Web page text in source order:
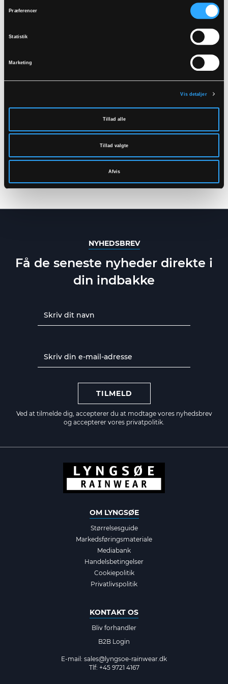
Præferencer
Statistik
Marketing
Vis detaljer
Tillad alle
Tillad valgte
Afvis
JAKKE OG BUKSER I
REGNDRAGT I
POLYESTER KVALITET
NYHEDSBREV
Få de seneste nyheder direkte i
din indbakke
TILMELD
Ved at tilmelde dig, accepterer du at modtage vores nyhedsbrev
og accepterer vores privatpolitik.
OM LYNGSØE
Størrelsesguide
Markedsføringsmateriale
Mediabank
Handelsbetingelser
Cookiepolitik
Privatlivspolitik
KONTAKT OS
Bliv forhandler
B2B Login
E-mail: sales@lyngsoe-rainwear.dk
Tlf: +45 9721 4167